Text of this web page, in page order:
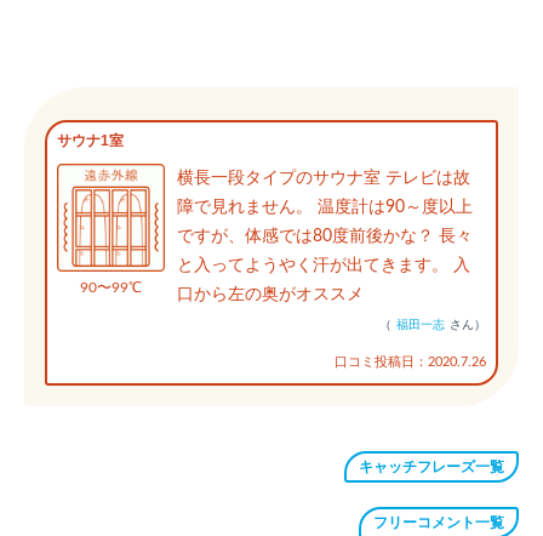
サウナ1室
90〜99℃
横長一段タイプのサウナ室 テレビは故
障で見れません。 温度計は90～度以上
ですが、体感では80度前後かな？ 長々
と入ってようやく汗が出てきます。 入
口から左の奥がオススメ
（ 福田一志 さん）
口コミ投稿日：2020.7.26
キャッチフレーズ一覧
フリーコメント一覧